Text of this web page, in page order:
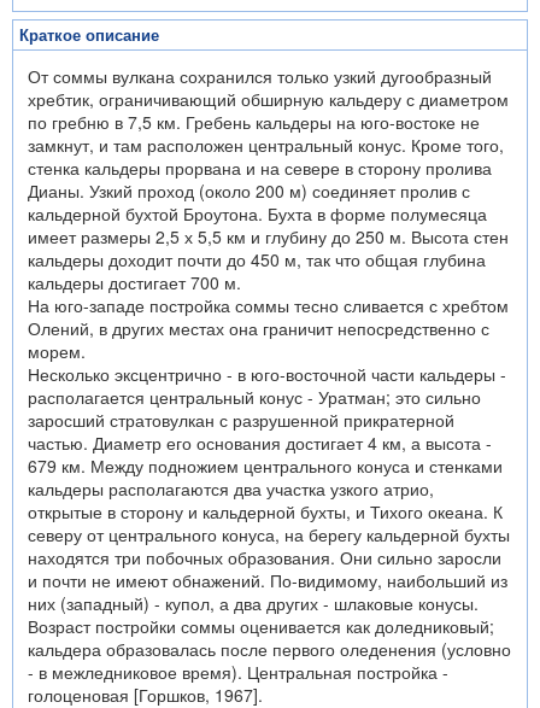
Краткое описание
От соммы вулкана сохранился только узкий дугообразный
хребтик, ограничивающий обширную кальдеру с диаметром
по гребню в 7,5 км. Гребень кальдеры на юго-востоке не
замкнут, и там расположен центральный конус. Кроме того,
стенка кальдеры прорвана и на севере в сторону пролива
Дианы. Узкий проход (около 200 м) соединяет пролив с
кальдерной бухтой Броутона. Бухта в форме полумесяца
имеет размеры 2,5 х 5,5 км и глубину до 250 м. Высота стен
кальдеры доходит почти до 450 м, так что общая глубина
кальдеры достигает 700 м.
На юго-западе постройка соммы тесно сливается с хребтом
Олений, в других местах она граничит непосредственно с
морем.
Несколько эксцентрично - в юго-восточной части кальдеры -
располагается центральный конус - Уратман; это сильно
заросший стратовулкан с разрушенной прикратерной
частью. Диаметр его основания достигает 4 км, а высота -
679 км. Между подножием центрального конуса и стенками
кальдеры располагаются два участка узкого атрио,
открытые в сторону и кальдерной бухты, и Тихого океана. К
северу от центрального конуса, на берегу кальдерной бухты
находятся три побочных образования. Они сильно заросли
и почти не имеют обнажений. По-видимому, наибольший из
них (западный) - купол, а два других - шлаковые конусы.
Возраст постройки соммы оценивается как доледниковый;
кальдера образовалась после первого оледенения (условно
- в межледниковое время). Центральная постройка -
голоценовая [Горшков, 1967].